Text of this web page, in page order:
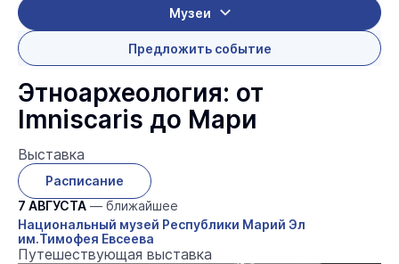
Музеи
Предложить событие
Этноархеология: от
Imniscaris до Мари
Выставка
Расписание
7 АВГУСТА — ближайшее
Национальный музей Республики Марий Эл
им.Тимофея Евсеева
Путешествующая выставка